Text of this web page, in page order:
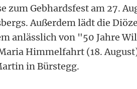
zum Gebhardsfest am 27.
Außerdem lädt die
anlässlich von "50 Jahre
Himmelfahrt (18.
in Bürstegg.